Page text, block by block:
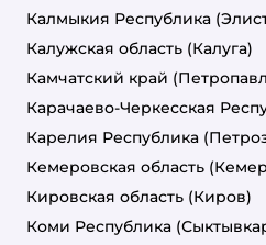
Калмыкия Республика
Калужская область (Калуга)
Камчатский край
Карачаево-Черкесская
Карелия Республика
Кемеровская область
Кировская область (Киров)
Коми Республика